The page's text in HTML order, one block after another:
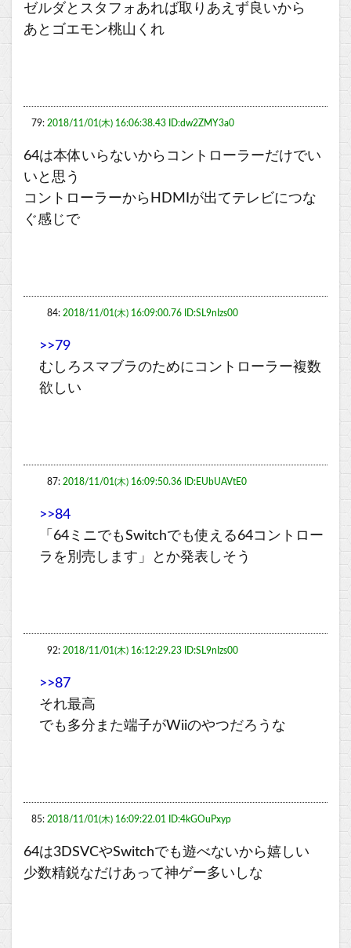
ゼルダとスタフォあれば取りあえず良いから
あとゴエモン桃山くれ
79: 2018/11/01(木) 16:06:38.43 ID:dw2ZMY3a0
64は本体いらないからコントローラーだけでい
いと思う
コントローラーからHDMIが出てテレビにつな
ぐ感じで
84: 2018/11/01(木) 16:09:00.76 ID:SL9nIzs00
>>79
むしろスマブラのためにコントローラー複数
欲しい
87: 2018/11/01(木) 16:09:50.36 ID:EUbUAVtE0
>>84
「64ミニでもSwitchでも使える64コントロー
ラを別売します」とか発表しそう
92: 2018/11/01(木) 16:12:29.23 ID:SL9nIzs00
>>87
それ最高
でも多分また端子がWiiのやつだろうな
85: 2018/11/01(木) 16:09:22.01 ID:4kGOuPxyp
64は3DSVCやSwitchでも遊べないから嬉しい
少数精鋭なだけあって神ゲー多いしな